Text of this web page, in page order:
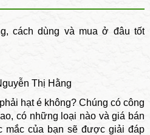
cách dùng và mua ở đâu tốt
Thị Hằng
hạt é không? Chúng có công
có những loại nào và giá bán
mắc của bạn sẽ được giải đáp